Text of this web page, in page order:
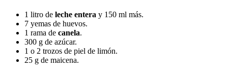
1 litro de leche entera y 150 ml más.
7 yemas de huevos.
1 rama de canela.
300 g de azúcar.
1 o 2 trozos de piel de limón.
25 g de maicena.